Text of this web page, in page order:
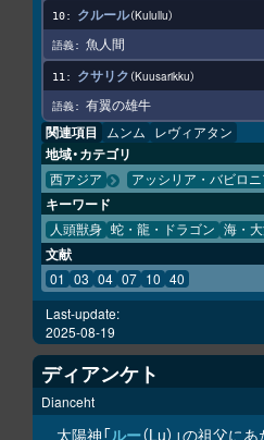
クルール Kulullu
魚人間
クサリク Kuusarikku
有翼の雄牛
関連項目 ムンム レヴィアタン
地域・カテゴリ
西アジア アッシリア・バビロニ
キーワード
人頭獣身 蛇・龍・ドラゴン 海・
文献
01 03 04 07 10 40
Last-update:
2025-08-19
ディアンケト
Dianceht
太陽神「ルー（Lu）」の祖父に